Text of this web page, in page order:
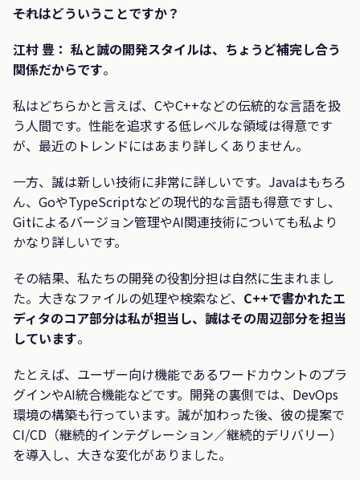
――それはどういうことですか？
江村 豊： 私と誠の開発スタイルは、ちょうど補完し合う
関係だからです。
私はどちらかと言えば、CやC++などの伝統的な言語を扱
う人間です。性能を追求する低レベルな領域は得意です
が、最近のトレンドにはあまり詳しくありません。
一方、誠は新しい技術に非常に詳しいです。Javaはもちろ
ん、GoやTypeScriptなどの現代的な言語も得意ですし、
Gitによるバージョン管理やAI関連技術についても私より
かなり詳しいです。
その結果、私たちの開発の役割分担は自然に生まれまし
た。大きなファイルの処理や検索など、 C++で書かれたエ
ディタのコア部分は私が担当し、誠はその周辺部分を担当
しています。
たとえば、ユーザー向け機能であるワードカウントのプラ
グインやAI統合機能などです。開発の裏側では、DevOps
環境の構築も行っています。誠が加わった後、彼の提案で
CI/CD（継続的インテグレーション／継続的デリバリー）
を導入し、大きな変化がありました。